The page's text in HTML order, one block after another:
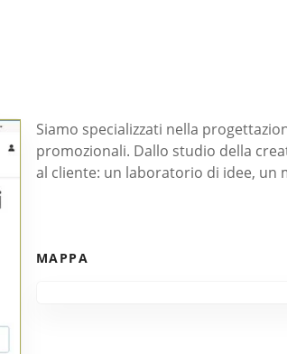
Siamo specializzati nella
promozionali. Dallo studio della
al cliente: un laboratorio di idee, un
MAPPA